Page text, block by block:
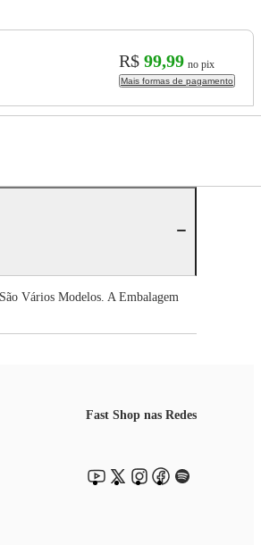
R$ 99,99 no pix
Mais formas de pagamento
Vários Modelos. A Embalagem
Fast Shop nas Redes